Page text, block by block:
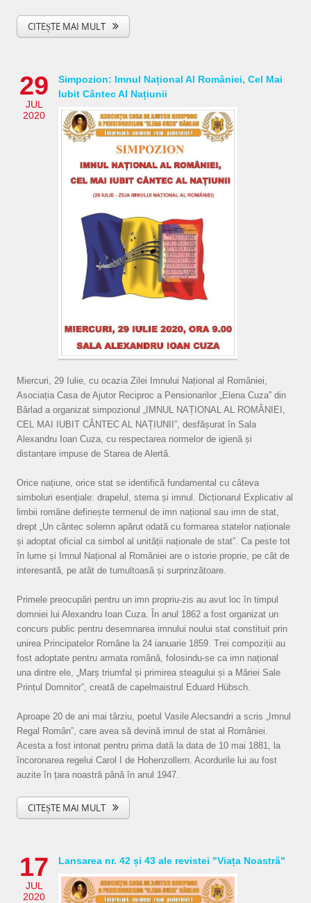
CITEȘTE MAI MULT
29
JUL
2020
Simpozion: Imnul Național Al României, Cel Mai
Iubit Cântec Al Națiunii
Miercuri, 29 Iulie, cu ocazia Zilei Imnului Național al României,
Asociația Casa de Ajutor Reciproc a Pensionarilor „Elena Cuza” din
Bârlad a organizat simpozionul „IMNUL NAȚIONAL AL ROMÂNIEI,
CEL MAI IUBIT CÂNTEC AL NAȚIUNII”, desfășurat în Sala
Alexandru Ioan Cuza, cu respectarea normelor de igienă și
distanțare impuse de Starea de Alertă.
Orice națiune, orice stat se identifică fundamental cu câteva
simboluri esențiale: drapelul, stema și imnul. Dicționarul Explicativ al
limbii române definește termenul de imn național sau imn de stat,
drept „Un cântec solemn apărut odată cu formarea statelor naționale
și adoptat oficial ca simbol al unității naționale de stat”. Ca peste tot
în lume și Imnul Național al României are o istorie proprie, pe cât de
interesantă, pe atât de tumultoasă și surprinzătoare.
Primele preocupări pentru un imn propriu-zis au avut loc în timpul
domniei lui Alexandru Ioan Cuza. În anul 1862 a fost organizat un
concurs public pentru desemnarea imnului noului stat constituit prin
unirea Principatelor Române la 24 ianuarie 1859. Trei compoziții au
fost adoptate pentru armata română, folosindu-se ca imn național
una dintre ele, „Marș triumfal și primirea steagului și a Măriei Sale
Prințul Domnitor”, creată de capelmaistrul Eduard Hübsch.
Aproape 20 de ani mai târziu, poetul Vasile Alecsandri a scris „Imnul
Regal Român”, care avea să devină imnul de stat al României.
Acesta a fost intonat pentru prima dată la data de 10 mai 1881, la
încoronarea regelui Carol I de Hohenzollern. Acordurile lui au fost
auzite în țara noastră până în anul 1947.
CITEȘTE MAI MULT
17
JUL
2020
Lansarea nr. 42 și 43 ale revistei "Viața Noastră"